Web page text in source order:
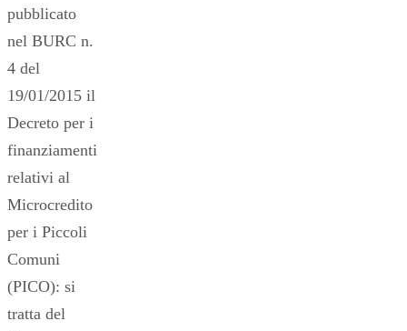
pubblicato
nel BURC n.
4 del
19/01/2015 il
Decreto per i
finanziamenti
relativi al
Microcredito
per i Piccoli
Comuni
(PICO): si
tratta del